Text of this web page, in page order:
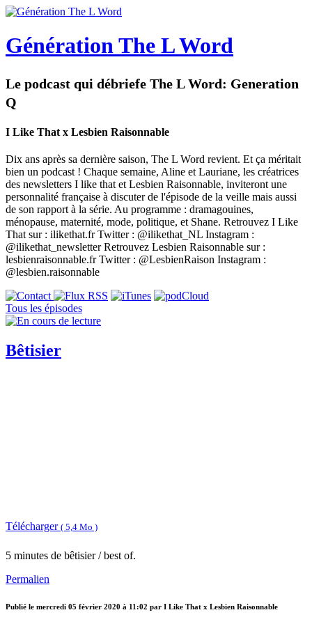
Génération The L Word
Le podcast qui débriefe The L Word: Generation
Q
I Like That x Lesbien Raisonnable
Dix ans après sa dernière saison, The L Word revient. Et ça méritait
bien un podcast ! Chaque semaine, Aline et Lauriane, les créatrices
des newsletters I like that et Lesbien Raisonnable, inviteront une
personnalité française à discuter de l'épisode de la veille mais aussi
de son rapport à la série. Au programme : dramagouines,
ménopause, maternité, mode, politique, et Shane. Retrouvez I Like
That sur : ilikethat.fr Twitter : @ilikethat_NL Instagram :
@ilikethat_newsletter Retrouvez Lesbien Raisonnable sur :
lesbienraisonnable.fr Twitter : @LesbienRaison Instagram :
@lesbien.raisonnable
Tous les épisodes
Bêtisier
Télécharger ( 5,4 Mo )
5 minutes de bêtisier / best of.
Permalien
Publié le mercredi 05 février 2020 à 11:02 par I Like That x Lesbien Raisonnable